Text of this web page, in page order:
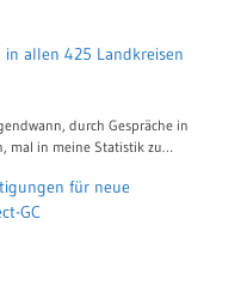
in allen 425 Landkreisen
durch Gespräche in
mal in meine Statistik zu…
für neue
GC